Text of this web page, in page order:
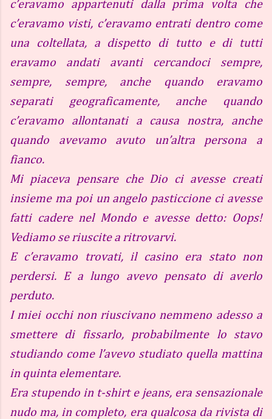
c’eravamo appartenuti dalla prima volta che
c’eravamo visti, c’eravamo entrati dentro come
una coltellata, a dispetto di tutto e di tutti
eravamo andati avanti cercandoci sempre,
sempre, sempre, anche quando eravamo
separati geograficamente, anche quando
c’eravamo allontanati a causa nostra, anche
quando avevamo avuto un’altra persona a
fianco.
Mi piaceva pensare che Dio ci avesse creati
insieme ma poi un angelo pasticcione ci avesse
fatti cadere nel Mondo e avesse detto: Oops!
Vediamo se riuscite a ritrovarvi.
E c’eravamo trovati, il casino era stato non
perdersi. E a lungo avevo pensato di averlo
perduto.
I miei occhi non riuscivano nemmeno adesso a
smettere di fissarlo, probabilmente lo stavo
studiando come l’avevo studiato quella mattina
in quinta elementare.
Era stupendo in t-shirt e jeans, era sensazionale
nudo ma, in completo, era qualcosa da rivista di